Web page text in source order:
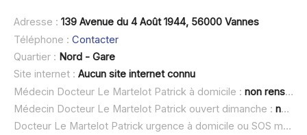
Adresse : 139 Avenue du 4 Août 1944, 56000 Vannes
Téléphone : Contacter
Quartier : Nord - Gare
Site internet : Aucun site internet connu
Médecin Docteur Le Martelot Patrick à domicile : non renseigné
Médecin Docteur Le Martelot Patrick ouvert dimanche : non renseigné
Docteur Le Martelot Patrick urgence à domicile ou SOS médecin :